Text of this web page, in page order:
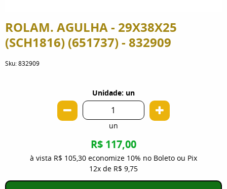
ROLAM. AGULHA - 29X38X25
(SCH1816) (651737) - 832909
Sku:832909
Unidade: un
un
R$ 117,00
à vista R$ 105,30 economize 10% no Boleto ou Pix
12x de R$ 9,75